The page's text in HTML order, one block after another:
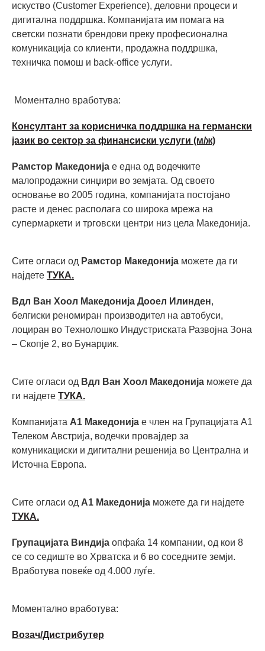
искуство (Customer Experience), деловни процеси и
дигитална поддршка. Компанијата им помага на
светски познати брендови преку професионална
комуникација со клиенти, продажна поддршка,
техничка помош и back-office услуги.
Моментално вработува:
Консултант за корисничка поддршка на германски
јазик во сектор за финансиски услуги (м/ж)
Рамстор Македонија е една од водечките
малопродажни синџири во земјата. Од своето
основање во 2005 година, компанијата постојано
расте и денес располага со широка мрежа на
супермаркети и трговски центри низ цела Македонија.
Сите огласи од Рамстор Македонија можете да ги
најдете ТУКА.
Вдл Ван Хоол Македонија Дооел Илинден,
белгиски реномиран производител на автобуси,
лоциран во Технолошко Индустриската Развојна Зона
– Скопје 2, во Бунарџик.
Сите огласи од Вдл Ван Хоол Македонија можете да
ги најдете ТУКА.
Компанијата А1 Македонија е член на Групацијата А1
Телеком Австрија, водечки провајдер за
комуникациски и дигитални решенија во Централна и
Источна Европа.
Сите огласи од А1 Македонија можете да ги најдете
ТУКА.
Групацијата Виндија опфаќа 14 компании, од кои 8
се со седиште во Хрватска и 6 во соседните земји.
Вработува повеќе од 4.000 луѓе.
Моментално вработува:
Возач/Дистрибутер